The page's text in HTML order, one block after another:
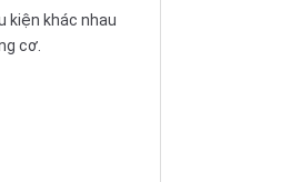
kiện khác nhau
cơ.